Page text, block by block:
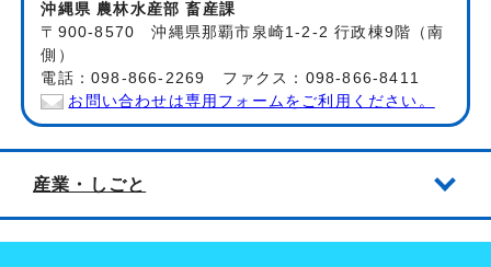
沖縄県 農林水産部 畜産課
〒900-8570 沖縄県那覇市泉崎1-2-2 行政棟9階（南
側）
電話：098-866-2269 ファクス：098-866-8411
お問い合わせは専用フォームをご利用ください。
産業・しごと